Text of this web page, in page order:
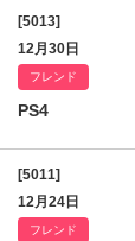
[5013]
12月30日
フレンド
PS4
[5011]
12月24日
フレンド